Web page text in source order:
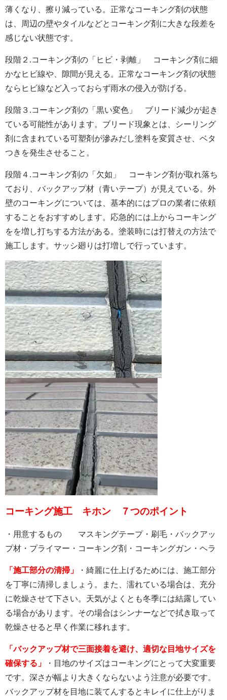
薄くなり、擦り減っている。正常なコーキング剤の状態
は、周辺の壁やタイルなどとコーキング剤に大きな段差を
感じない状態です。
段階２.コーキング剤の「ヒビ・剥離」 コーキング剤に細
かなヒビ線や、隙間が見える。正常なコーキング剤の状態
ならヒビ線など入っておらず雨水の侵入が防げる。
段階３.コーキング剤の「黒い変色」 ブリード減少が起き
ている可能性があります。ブリード現象とは、シーリング
剤に含まれている可塑剤が滲みだし塗料を変質させ、ベタ
つきを発生させること。
段階４.コーキング剤の「欠如」 コーキング剤が取れ落ち
ており、バックアップ材（青いテープ）が見えている。外
壁のコーキングについては、基本的にはプロの業者に依頼
することをおすすめします。応急的には上からコーキング
をを増し打ちする方法がある。塗装時には打替えの方法で
施工します。サッシ廻りは打増しで行っています。
コーキング施工 キホン ７つのポイント
・用意するもの マスキングテープ・刷毛・バックアッ
プ材・プライマー・コーキング剤・コーキングガン・ヘラ
「施工部分の清掃」
・綺麗に仕上げるためには、施工部分
を丁寧に清掃しましょう。また、濡れている場合は、充分
に乾燥させて下さい。天気がよくとも冬季には結露してい
る場合があります。その場合はシンナーなどで拭き取って
乾燥させると早く作業に移れます。
「バックアップ材で三面接着を避け、適切な目地サイズを
確保する」
・目地のサイズはコーキングにとって大変重要
です。深さが幅より大きくならないよう注意が必要です。
バックアップ材を目地に装てんするとキレイに仕上がりま